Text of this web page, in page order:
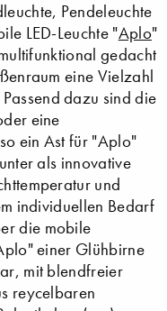
Pendeleuchte
LED-Leuchte "Aplo"
gedacht
eine Vielzahl
dazu sind die
eine
ein Ast für "Aplo"
als innovative
und
individuellen Bedarf
die mobile
einer Glühbirne
mit blendfreier
reycelbaren